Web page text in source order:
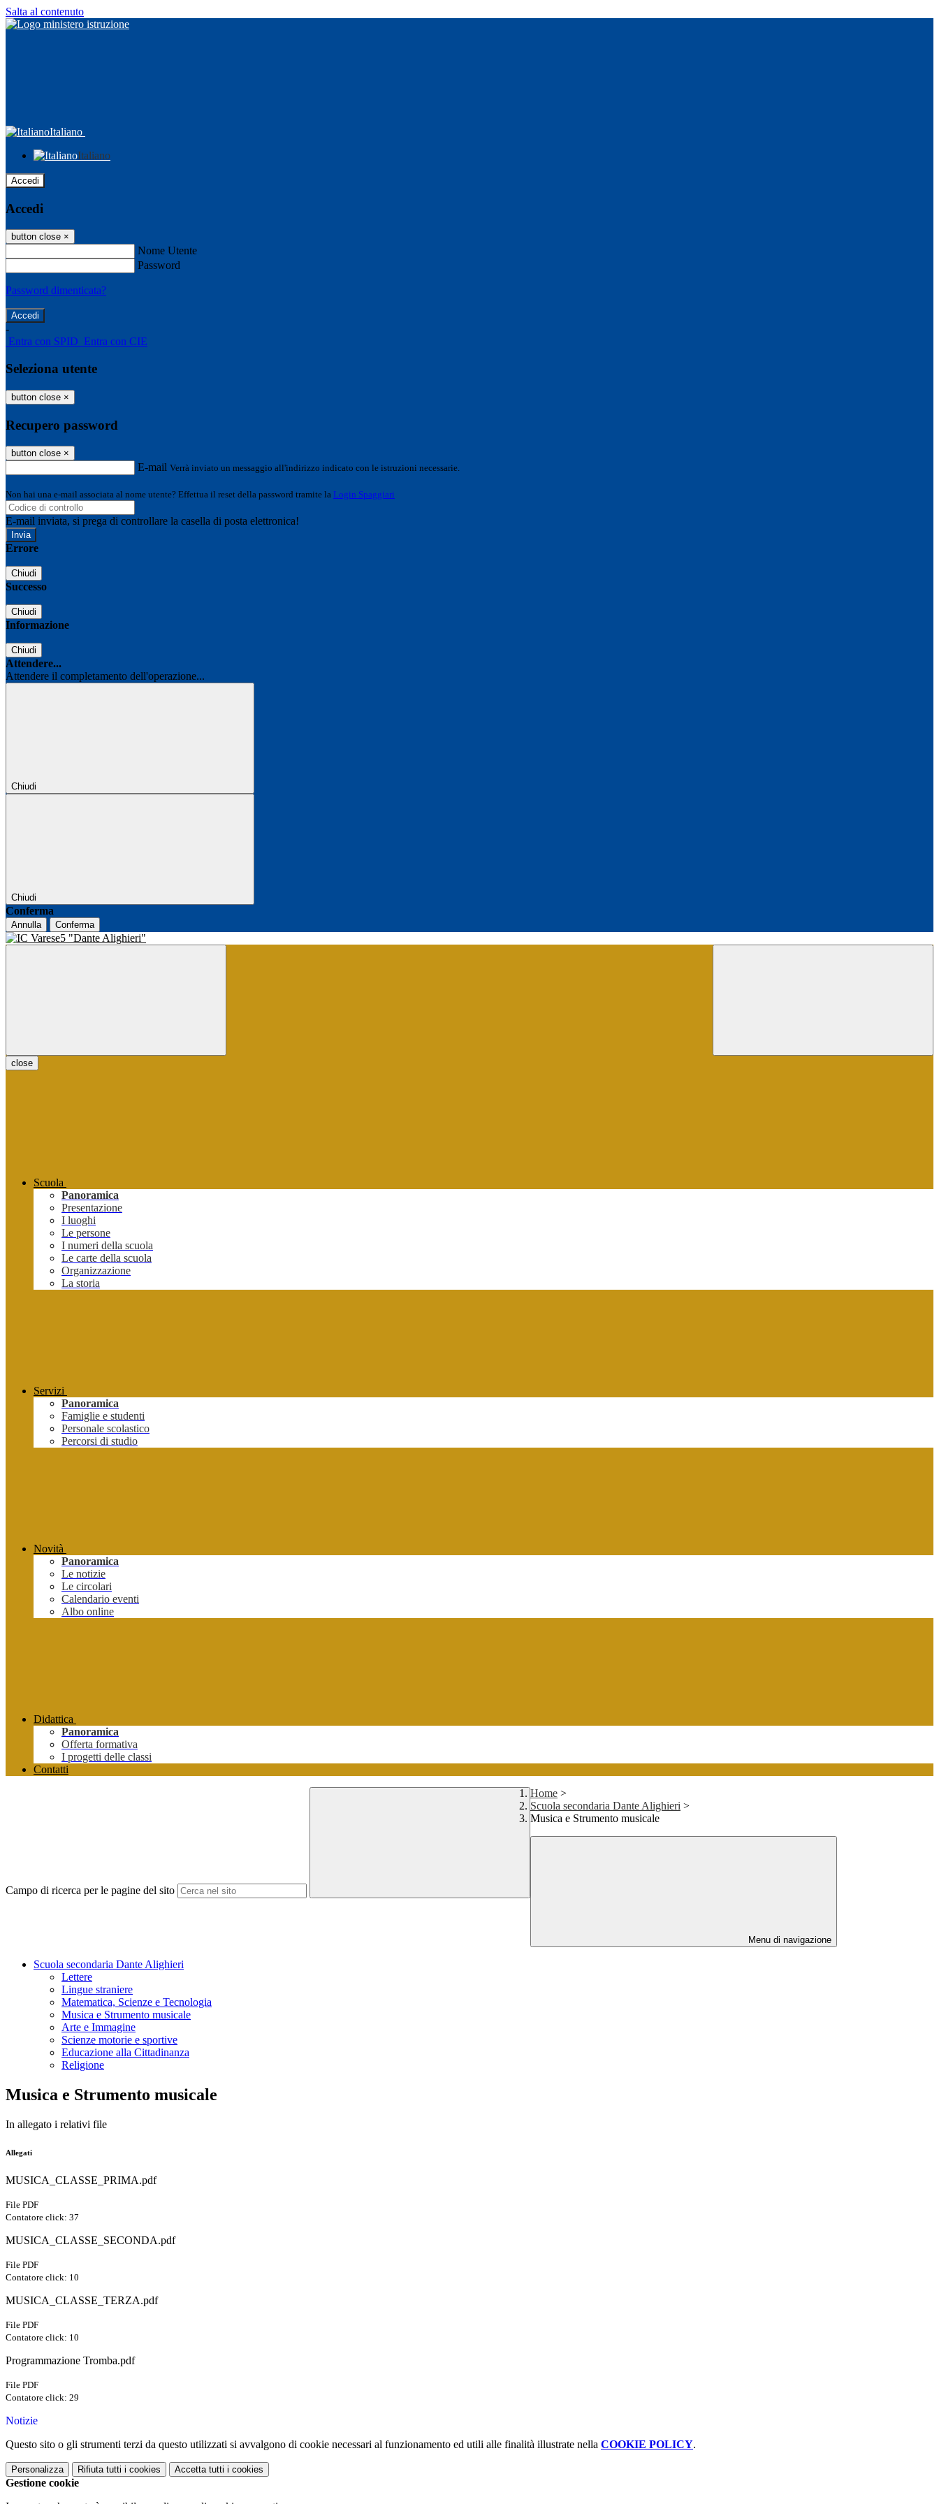
Salta al contenuto
Italiano
Italiano
Accedi
Accedi
button close ×
Nome Utente
Password
Password dimenticata?
-
Entra con SPID Entra con CIE
Seleziona utente
button close ×
Recupero password
button close ×
E-mail Verrà inviato un messaggio all'indirizzo indicato con le istruzioni necessarie.
Non hai una e-mail associata al nome utente? Effettua il reset della password tramite la Login Spaggiari
E-mail inviata, si prega di controllare la casella di posta elettronica!
Errore
Chiudi
Successo
Chiudi
Informazione
Chiudi
Attendere...
Attendere il completamento dell'operazione...
Chiudi
Chiudi
Conferma
Annulla Conferma
close
Scuola
Panoramica
Presentazione
I luoghi
Le persone
I numeri della scuola
Le carte della scuola
Organizzazione
La storia
Servizi
Panoramica
Famiglie e studenti
Personale scolastico
Percorsi di studio
Novità
Panoramica
Le notizie
Le circolari
Calendario eventi
Albo online
Didattica
Panoramica
Offerta formativa
I progetti delle classi
Contatti
Campo di ricerca per le pagine del sito
Home >
Scuola secondaria Dante Alighieri >
Musica e Strumento musicale
Menu di navigazione
Scuola secondaria Dante Alighieri
Lettere
Lingue straniere
Matematica, Scienze e Tecnologia
Musica e Strumento musicale
Arte e Immagine
Scienze motorie e sportive
Educazione alla Cittadinanza
Religione
Musica e Strumento musicale
In allegato i relativi file
Allegati
MUSICA_CLASSE_PRIMA.pdf
File PDF
Contatore click: 37
MUSICA_CLASSE_SECONDA.pdf
File PDF
Contatore click: 10
MUSICA_CLASSE_TERZA.pdf
File PDF
Contatore click: 10
Programmazione Tromba.pdf
File PDF
Contatore click: 29
Notizie
Questo sito o gli strumenti terzi da questo utilizzati si avvalgono di cookie necessari al funzionamento ed utili alle finalità illustrate nella COOKIE POLICY.
Personalizza Rifiuta tutti i cookies Accetta tutti i cookies
Gestione cookie